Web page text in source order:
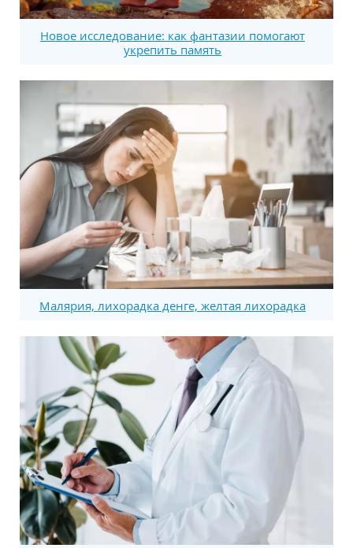
Новое исследование: как фантазии помогают
укрепить память
Малярия, лихорадка денге, желтая лихорадка